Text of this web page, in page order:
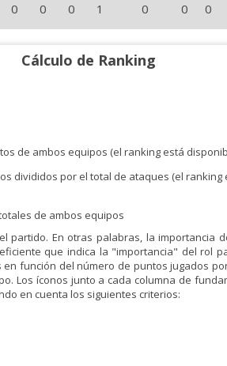
0 0 0 1 0 0 0
Cálculo de Ranking
de ambos equipos (el ranking está
divididos por el total de ataques (el
de ambos equipos
En otras palabras, la importancia
que indica la "importancia" del rol
función del número de puntos jugados
Los íconos junto a cada columna de
en cuenta los siguientes criterios: